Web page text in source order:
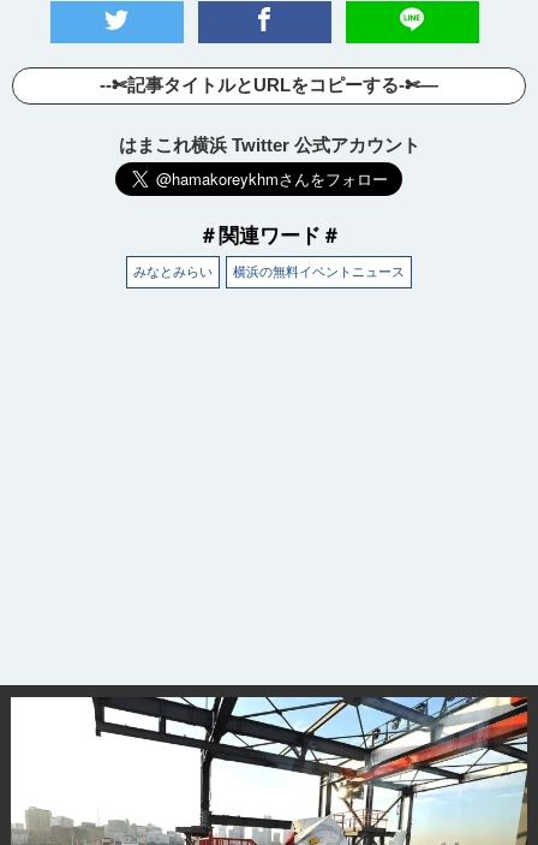
--✄記事タイトルとURLをコピーする-✄—
はまこれ横浜 Twitter 公式アカウント
＃関連ワード＃
みなとみらい 横浜の無料イベントニュース